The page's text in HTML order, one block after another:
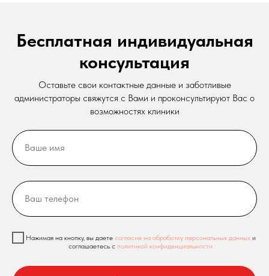
Бесплатная индивидуальная
консультация
Оставьте свои контактные данные и заботливые
администраторы свяжутся с Вами и проконсультируют Вас о
возможностях клиники
Нажимая на кнопку, вы даете согласие на обработку персональных данных и
соглашаетесь c политикой конфиденциальности